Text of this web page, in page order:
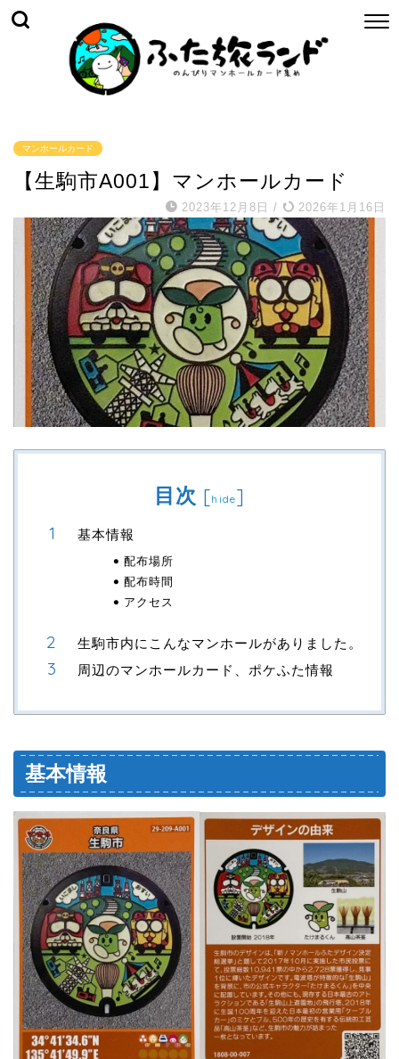
マンホールカード
【生駒市A001】マンホールカード
2023年12月8日 / 2026年1月16日
目次 [hide]
基本情報
配布場所
配布時間
アクセス
生駒市内にこんなマンホールがありました。
周辺のマンホールカード、ポケふた情報
基本情報